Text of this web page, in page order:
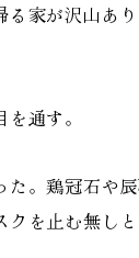
家が沢山あ
通す。
。鶏冠石や
を止む無しと